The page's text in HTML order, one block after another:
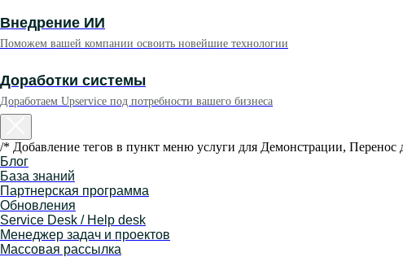
Внедрение ИИ
Поможем вашей компании освоить новейшие технологии
Доработки системы
Доработаем Upservice под потребности вашего бизнеса
/* Добавление тегов в пункт меню услуги для Демонстрации,
Блог
База знаний
Партнерская программа
Обновления
Service Desk / Help desk
Менеджер задач и проектов
Массовая рассылка